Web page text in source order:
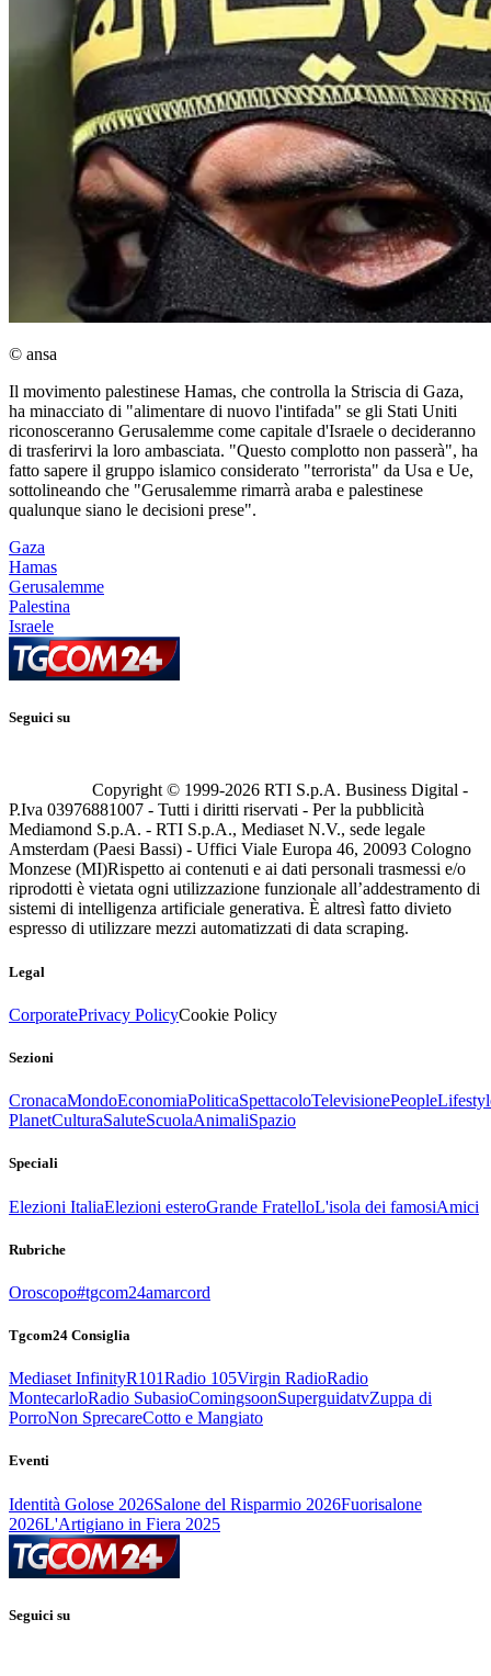
© ansa
Il movimento palestinese Hamas, che controlla la Striscia di Gaza,
ha minacciato di "alimentare di nuovo l'intifada" se gli Stati Uniti
riconosceranno Gerusalemme come capitale d'Israele o decideranno
di trasferirvi la loro ambasciata. "Questo complotto non passerà", ha
fatto sapere il gruppo islamico considerato "terrorista" da Usa e Ue,
sottolineando che "Gerusalemme rimarrà araba e palestinese
qualunque siano le decisioni prese".
Gaza
Hamas
Gerusalemme
Palestina
Israele
Seguici su
Copyright © 1999-2026 RTI S.p.A. Business Digital -
P.Iva 03976881007 - Tutti i diritti riservati - Per la pubblicità
Mediamond S.p.A. - RTI S.p.A., Mediaset N.V., sede legale
Amsterdam (Paesi Bassi) - Uffici Viale Europa 46, 20093 Cologno
Monzese (MI)Rispetto ai contenuti e ai dati personali trasmessi e/o
riprodotti è vietata ogni utilizzazione funzionale all’addestramento di
sistemi di intelligenza artificiale generativa. È altresì fatto divieto
espresso di utilizzare mezzi automatizzati di data scraping.
Legal
CorporatePrivacy PolicyCookie Policy
Sezioni
CronacaMondoEconomiaPoliticaSpettacoloTelevisionePeople
PlanetCulturaSaluteScuolaAnimaliSpazio
Speciali
Elezioni ItaliaElezioni esteroGrande FratelloL'isola dei famosiAmici
Rubriche
Oroscopo#tgcom24amarcord
Tgcom24 Consiglia
Mediaset InfinityR101Radio 105Virgin RadioRadio
MontecarloRadio SubasioComingsoonSuperguidatvZuppa di
PorroNon SprecareCotto e Mangiato
Eventi
Identità Golose 2026Salone del Risparmio 2026Fuorisalone
2026L'Artigiano in Fiera 2025
Seguici su